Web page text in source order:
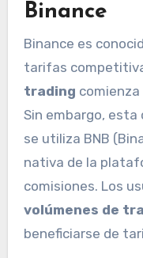
Binance
Binance es
tarifas
trading comienza
Sin embargo, esta
se utiliza BNB
nativa de la
comisiones. Los
volúmenes de
beneficiarse de